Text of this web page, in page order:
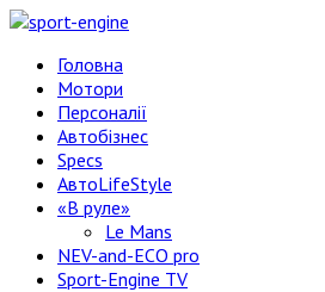
Головна
Мотори
Персоналії
Автобізнес
Specs
АвтоLifeStyle
«В руле»
Le Mans
NEV-and-ECO pro
Sport-Engine TV